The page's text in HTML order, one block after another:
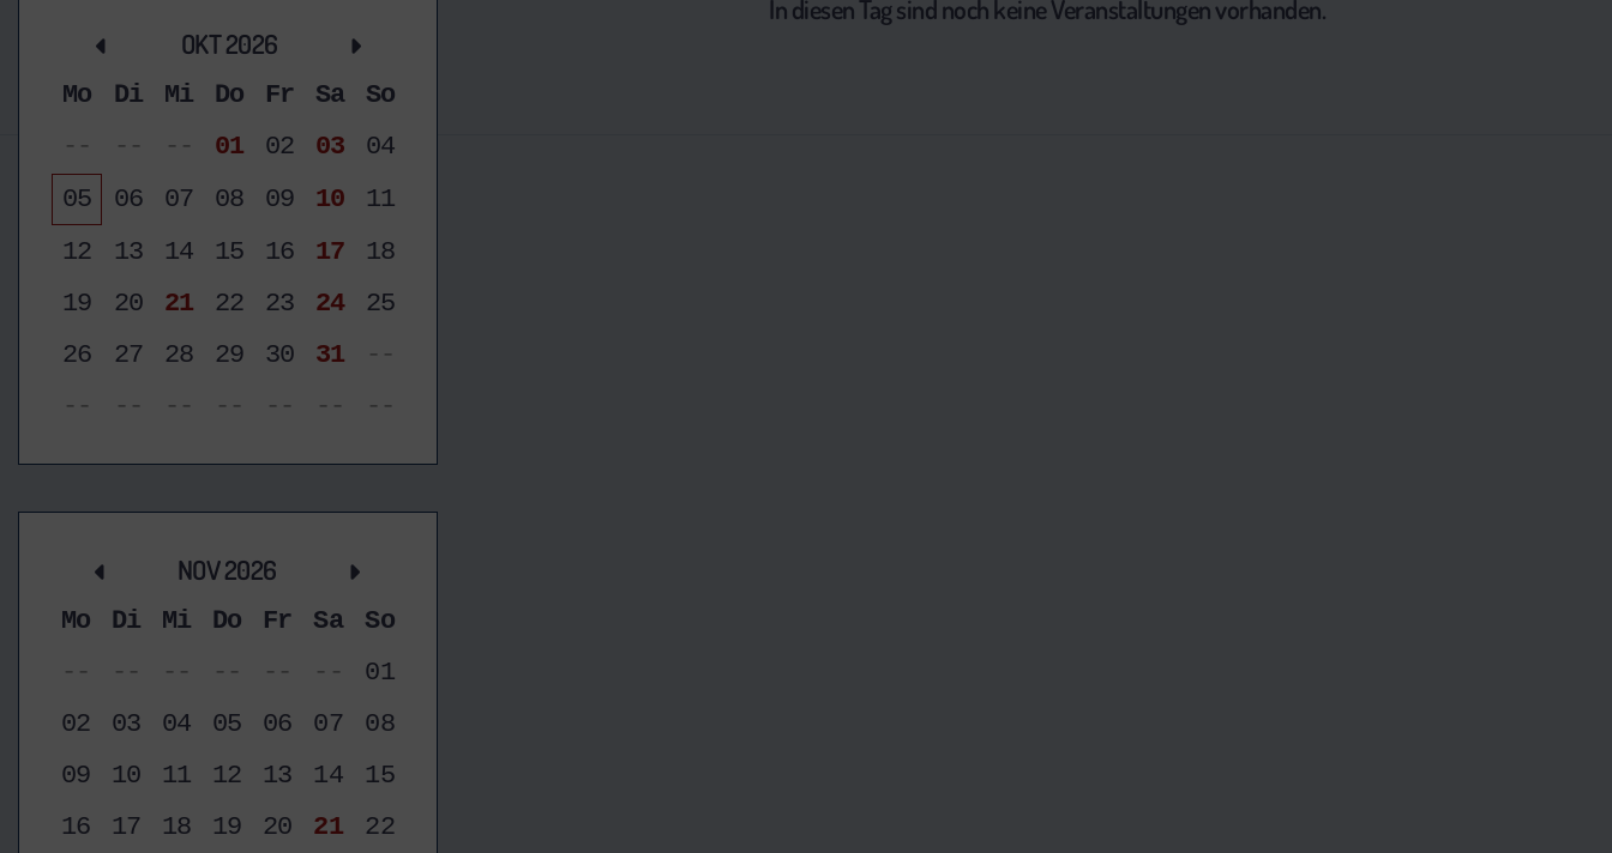
OKT 2026
Mo Di Mi Do Fr Sa
So
--
-- -- 01 02 03
04
05
06 07 08 09 10
11
12
13 14 15 16 17
18
19
20 21 22 23 24
25
26
27 28 29 30 31
--
--
-- -- -- -- -- --
NOV 2026
Mo Di Mi Do Fr Sa
So
--
-- -- -- -- --
01
02
03 04 05 06 07
08
09
10 11 12 13 14
15
16
17 18 19 20 21
22
In diesen Tag sind noch keine Veranstaltungen vorhanden.